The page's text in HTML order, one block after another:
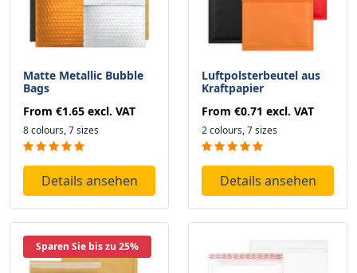
Matte Metallic Bubble
Bags
From €1.65 excl. VAT
8 colours, 7 sizes
Details ansehen
Luftpolsterbeutel aus
Kraftpapier
From €0.71 excl. VAT
2 colours, 7 sizes
Details ansehen
Sparen Sie bis zu 25%